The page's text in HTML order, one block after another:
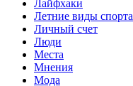
Лайфхаки
Летние виды спорта
Личный счет
Люди
Места
Мнения
Мода